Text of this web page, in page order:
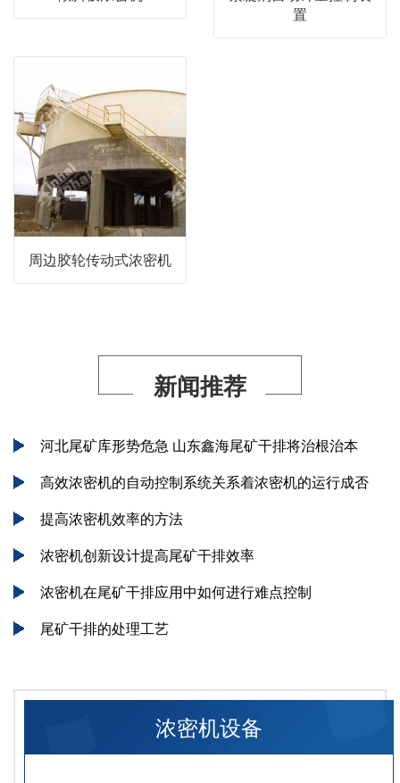
置
周边胶轮传动式浓密机
新闻推荐
河北尾矿库形势危急 山东鑫海尾矿干排将治根治本
高效浓密机的自动控制系统关系着浓密机的运行成否
提高浓密机效率的方法
浓密机创新设计提高尾矿干排效率
浓密机在尾矿干排应用中如何进行难点控制
尾矿干排的处理工艺
浓密机设备